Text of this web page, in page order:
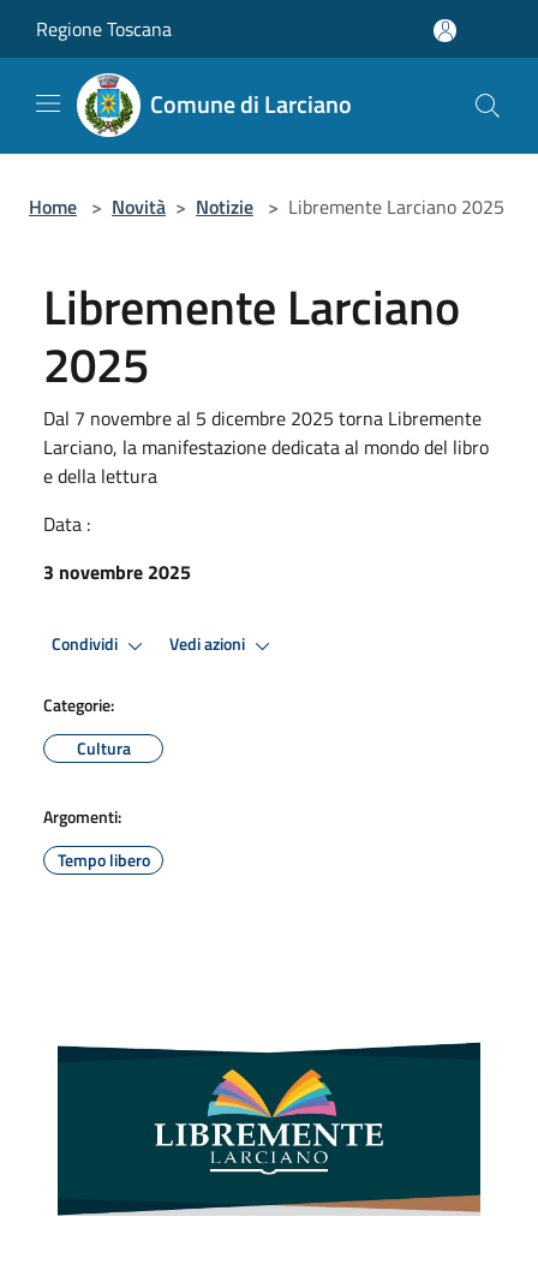
Regione Toscana
Comune di Larciano
Home > Novità > Notizie > Libremente Larciano 2025
Libremente Larciano
2025
Dal 7 novembre al 5 dicembre 2025 torna Libremente
Larciano, la manifestazione dedicata al mondo del libro
e della lettura
Data :
3 novembre 2025
Condividi Vedi azioni
Categorie:
Cultura
Argomenti:
Tempo libero